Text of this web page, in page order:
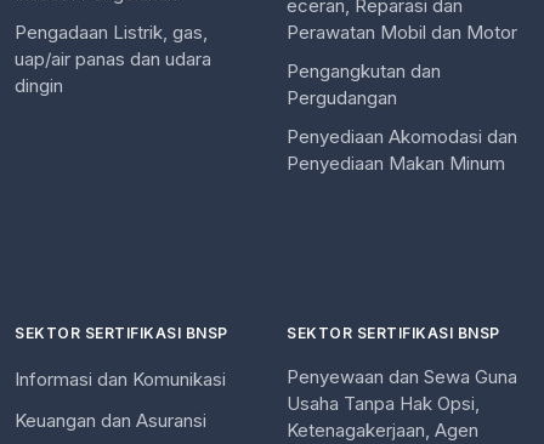
Pengadaan Listrik, gas,
uap/air panas dan udara
dingin
eceran, Reparasi dan
Perawatan Mobil dan Motor
Pengangkutan dan
Pergudangan
Penyediaan Akomodasi dan
Penyediaan Makan Minum
SEKTOR SERTIFIKASI BNSP
Informasi dan Komunikasi
Keuangan dan Asuransi
SEKTOR SERTIFIKASI BNSP
Penyewaan dan Sewa Guna
Usaha Tanpa Hak Opsi,
Ketenagakerjaan, Agen